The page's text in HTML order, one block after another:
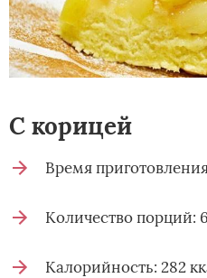
С корицей
Время
Количество порций:
Калорийность: 282